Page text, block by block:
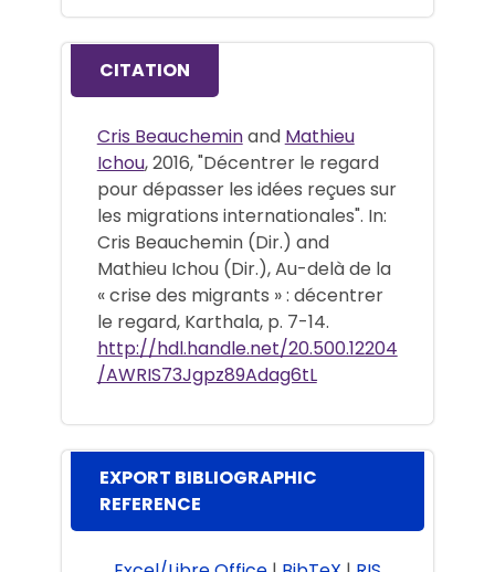
CITATION
Cris Beaucheminand Mathieu
Ichou, 2016, "Décentrer le regard
pour dépasser les idées reçues sur
les migrations internationales". In:
Cris Beauchemin (Dir.) and
Mathieu Ichou (Dir.), Au-delà de la
« crise des migrants » : décentrer
le regard, Karthala, p. 7-14.
http://hdl.handle.net/20.500.12204
/AWRIS73Jgpz89Adag6tL
EXPORT BIBLIOGRAPHIC
REFERENCE